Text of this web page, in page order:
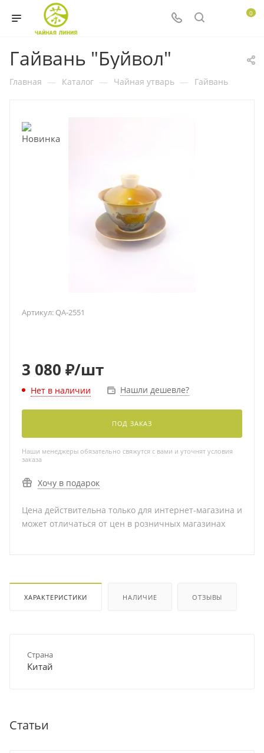
0
Гайвань "Буйвол"
Главная — Каталог — Чайная утварь — Гайвань
Артикул: QA-2551
3 080 ₽/шт
Нет в наличии Нашли дешевле?
ПОД ЗАКАЗ
Наши менеджеры обязательно свяжутся с вами и уточнят условия
заказа
Хочу в подарок
Цена действительна только для интернет-магазина и
может отличаться от цен в розничных магазинах
ХАРАКТЕРИСТИКИ НАЛИЧИЕ ОТЗЫВЫ
Страна
Китай
Статьи